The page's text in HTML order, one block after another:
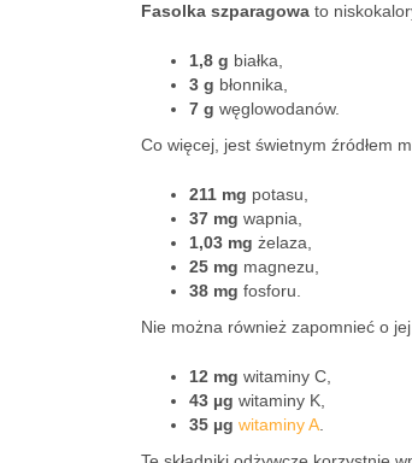
Fasolka szparagowa to
1,8 g białka,
3 g błonnika,
7 g węglowodanów.
Co więcej, jest świetnym źródłem
211 mg potasu,
37 mg wapnia,
1,03 mg żelaza,
25 mg magnezu,
38 mg fosforu.
Nie można również zapomnieć o
12 mg witaminy C,
43 µg witaminy K,
35 µg witaminy A